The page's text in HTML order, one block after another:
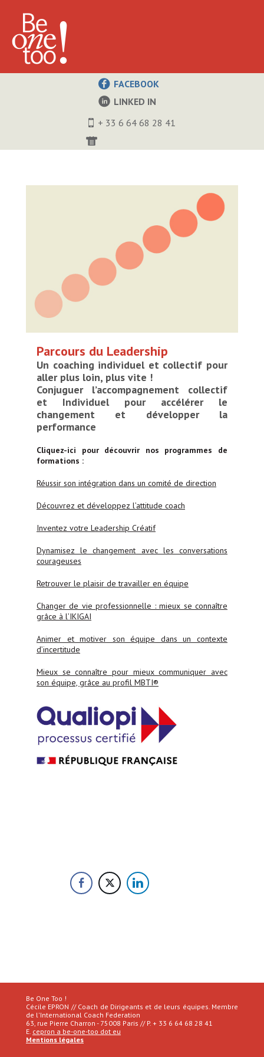
FACEBOOK
LINKED IN
+ 33 6 64 68 28 41
Parcours du Leadership
Un coaching individuel et collectif pour
aller plus loin, plus vite !
Conjuguer l’accompagnement collectif
et Individuel pour accélérer le
changement et développer la
performance
Cliquez-ici pour découvrir nos programmes de
formations :
Réussir son intégration dans un comité de direction
Découvrez et développez l’attitude coach
Inventez votre Leadership Créatif
Dynamisez le changement avec les conversations
courageuses
Retrouver le plaisir de travailler en équipe
Changer de vie professionnelle : mieux se connaître
grâce à l’IKIGAI
Animer et motiver son équipe dans un contexte
d’incertitude
Mieux se connaître pour mieux communiquer avec
son équipe, grâce au profil MBTI®
Be One Too !
Cécile EPRON // Coach de Dirigeants et de leurs équipes. Membre
de l'International Coach Federation
63, rue Pierre Charron - 75008 Paris // P. + 33 6 64 68 28 41
E. cepron a be-one-too dot eu
Mentions légales